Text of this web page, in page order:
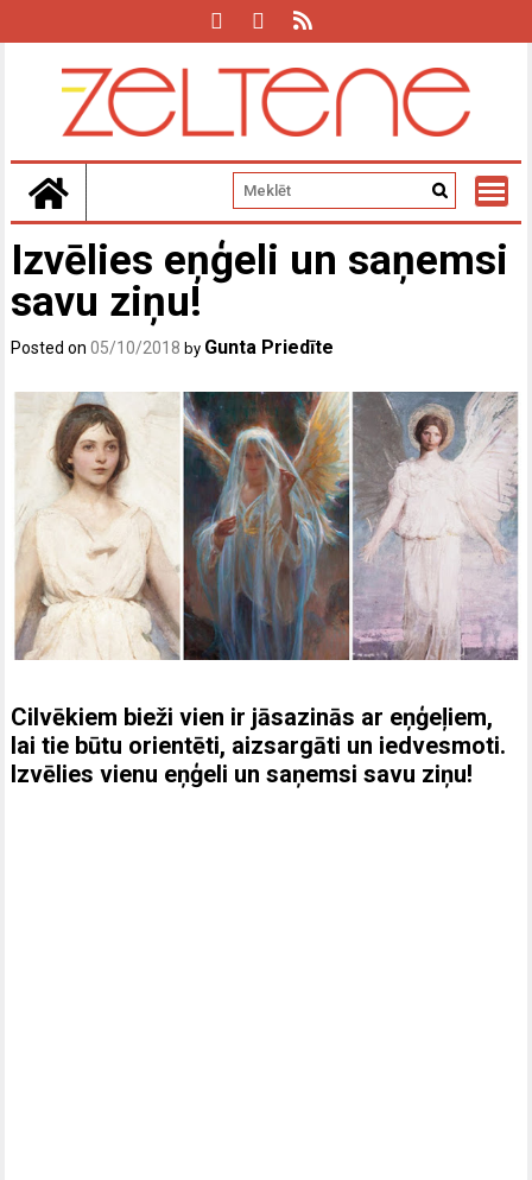
Izvēlies eņģeli un saņemsi
savu ziņu!
Posted on05/10/2018 by Gunta Priedīte
Cilvēkiem bieži vien ir jāsazinās ar eņģeļiem,
lai tie būtu orientēti, aizsargāti un iedvesmoti.
Izvēlies vienu eņģeli un saņemsi savu ziņu!